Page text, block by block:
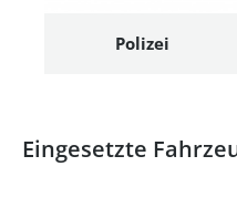
Polizei
Eingesetzte